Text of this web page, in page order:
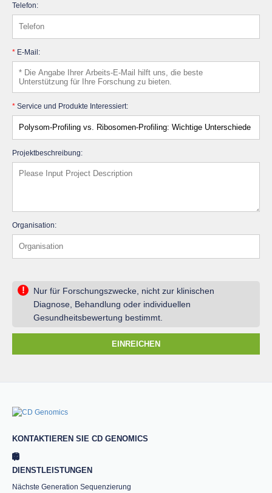
Telefon:
* E-Mail:
* Service und Produkte Interessiert:
Projektbeschreibung:
Organisation:
!
Nur für Forschungszwecke, nicht zur klinischen
Diagnose, Behandlung oder individuellen
Gesundheitsbewertung bestimmt.
EINREICHEN
KONTAKTIEREN SIE CD GENOMICS
DIENSTLEISTUNGEN
Nächste Generation Sequenzierung